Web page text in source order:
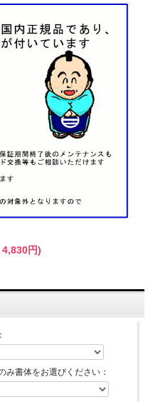
円)
み書体をお選びください：